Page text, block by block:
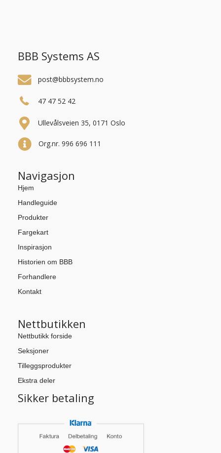
BBB Systems AS
post@bbbsystem.no
47 47 52 42
Ullevålsveien 35, 0171 Oslo
Org.nr. 996 696 111
Navigasjon
Hjem
Handleguide
Produkter
Fargekart
Inspirasjon
Historien om BBB
Forhandlere
Kontakt
Nettbutikken
Nettbutikk forside
Seksjoner
Tilleggsprodukter
Ekstra deler
Sikker betaling